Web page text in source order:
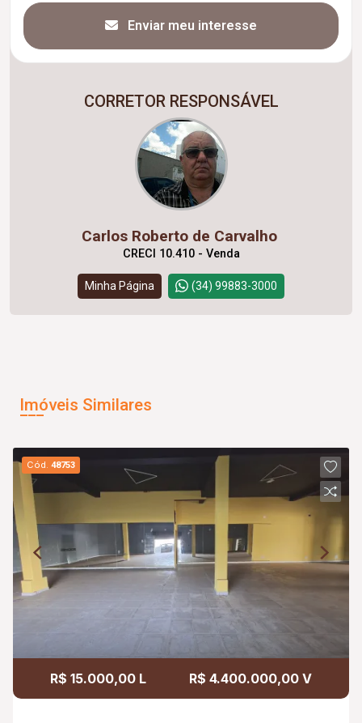
Enviar meu interesse
CORRETOR RESPONSÁVEL
Carlos Roberto de Carvalho
CRECI 10.410 - Venda
Minha Página (34) 99883-3000
Imóveis Similares
Cód.48753
R$ 15.000,00 L R$ 4.400.000,00 V